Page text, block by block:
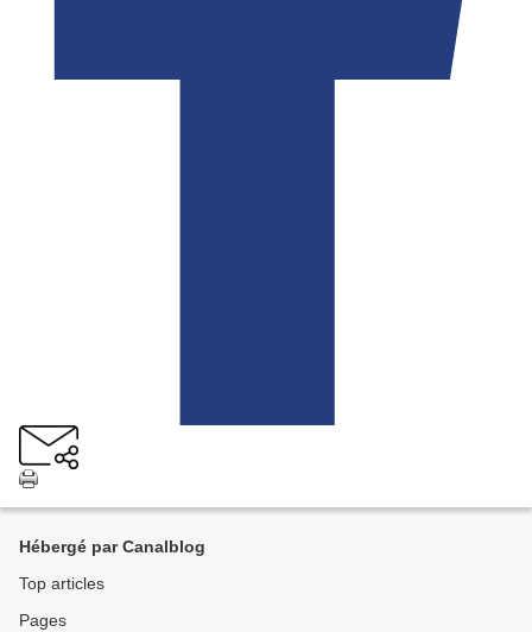
Hébergé par Canalblog
Top articles
Pages